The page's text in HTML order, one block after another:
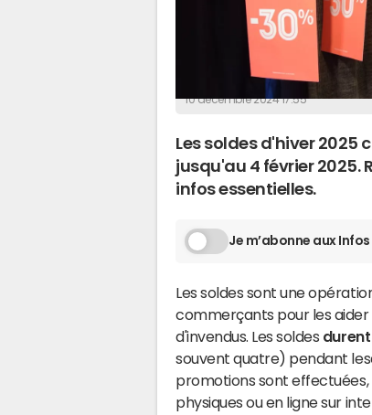
Hugo Franceschi
10 décembre 2024 17:55
Les soldes d'hiver 2025
jusqu'au 4 février 2025.
infos essentielles.
Je m’abonne aux
Les soldes sont une
commerçants pour les
d'invendus. Les soldes durent
souvent quatre) pendant
promotions sont effectuées,
physiques ou en ligne sur